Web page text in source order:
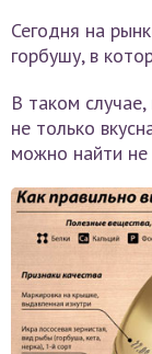
Сегодня на
горбушу, в
В таком
не только
можно найти не